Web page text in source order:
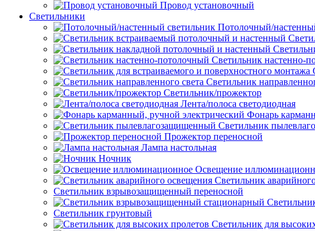
Провод установочный
Светильники
Потолочный/
Светильник настенно-
Светильник
Светильник/прожектор
Лента/полоса светодиодная
Фонарь
Светильник
Прожектор переносной
Лампа настольная
Ночник
Освещение
Светильник
Светильник взрывозащищенный переносной
Светильник грунтовый
Светильник для